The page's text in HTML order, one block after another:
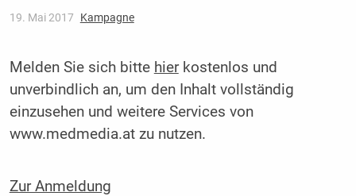
19. Mai 2017 Kampagne
Melden Sie sich bitte hierkostenlos und
unverbindlich an, um den Inhalt vollständig
einzusehen und weitere Services von
www.medmedia.at zu nutzen.
Zur Anmeldung